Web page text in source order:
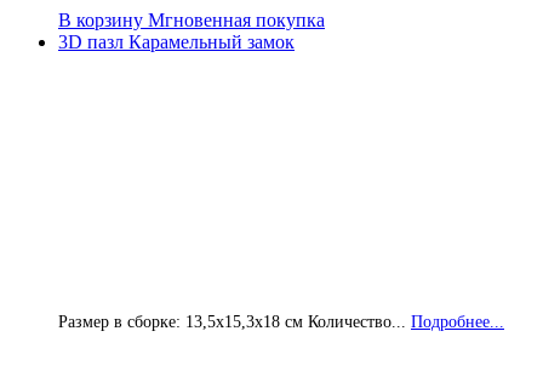
В корзину Мгновенная покупка
3D пазл Карамельный замок
Размер в сборке: 13,5х15,3х18 см Количество... Подробнее...